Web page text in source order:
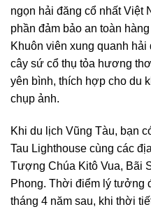
ngọn hải đăng cổ nhất Việt
phần đảm bảo an toàn
Khuôn viên xung quanh
cây sứ cổ thụ tỏa hương
yên bình, thích hợp cho du
chụp ảnh.
Khi du lịch Vũng Tàu, bạn
Tau Lighthouse cùng các
Tượng Chúa Kitô Vua, Bãi
Phong. Thời điểm lý tưởng
tháng 4 năm sau, khi thời